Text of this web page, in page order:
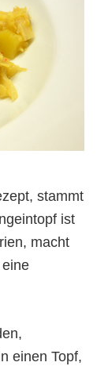
stammt
ist
macht
einen Topf,